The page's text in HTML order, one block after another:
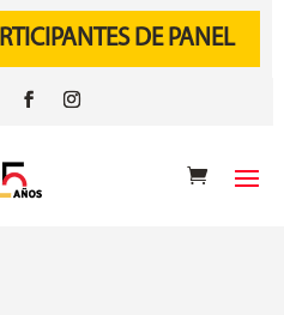
DE PANEL